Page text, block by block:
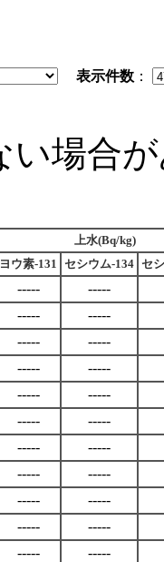
表示件数 ：
い場合
上水(Bq/kg)
ヨウ素-131 セシウム-134 セ
-----
-----
-----
-----
-----
-----
-----
-----
-----
-----
-----
-----
-----
-----
-----
-----
-----
-----
-----
-----
-----
-----